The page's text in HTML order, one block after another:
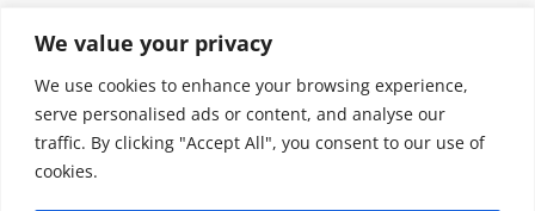
We value your privacy
We use cookies to enhance your browsing experience,
serve personalised ads or content, and analyse our
traffic. By clicking "Accept All", you consent to our use of
cookies.
Pulizia naturale della casa: 3 ingredienti che
sostituiscono 10 prodotti chimici
Copyright © 2025 Biopianeta.it proprietà di Jws Media